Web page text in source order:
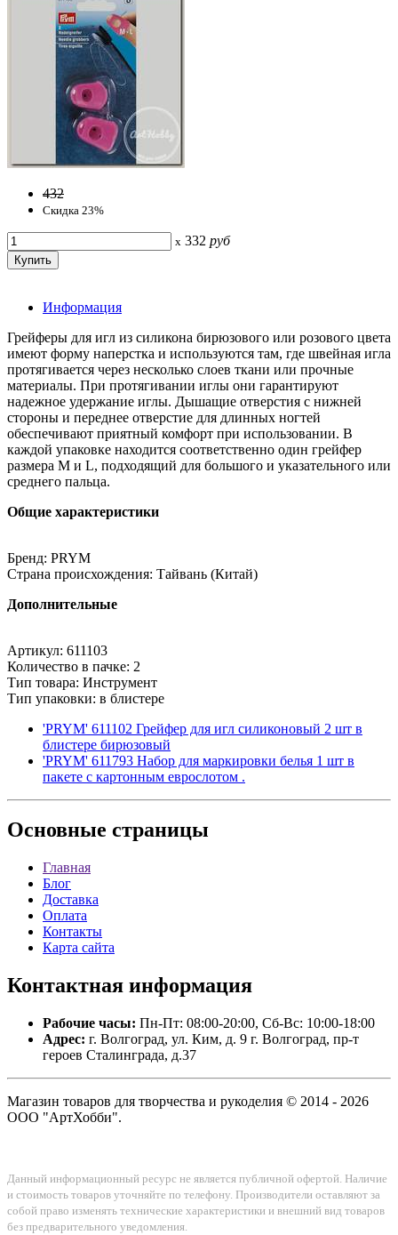
432
Скидка 23%
x 332 руб
Информация
Грейферы для игл из силикона бирюзового или розового цвета
имеют форму наперстка и используются там, где швейная игла
протягивается через несколько слоев ткани или прочные
материалы. При протягивании иглы они гарантируют
надежное удержание иглы. Дышащие отверстия с нижней
стороны и переднее отверстие для длинных ногтей
обеспечивают приятный комфорт при использовании. В
каждой упаковке находится соответственно один грейфер
размера M и L, подходящий для большого и указательного или
среднего пальца.
Общие характеристики
Бренд: PRYM
Страна происхождения: Тайвань (Китай)
Дополнительные
Артикул: 611103
Количество в пачке: 2
Тип товара: Инструмент
Тип упаковки: в блистере
'PRYM' 611102 Грейфер для игл силиконовый 2 шт в
блистере бирюзовый
'PRYM' 611793 Набор для маркировки белья 1 шт в
пакете с картонным еврослотом .
Основные страницы
Главная
Блог
Доставка
Оплата
Контакты
Карта сайта
Контактная информация
Рабочие часы: Пн-Пт: 08:00-20:00, Сб-Вс: 10:00-18:00
Адрес: г. Волгоград, ул. Ким, д. 9 г. Волгоград, пр-т
героев Сталинграда, д.37
Магазин товаров для творчества и рукоделия © 2014 - 2026
ООО "АртХобби".
Данный информационный ресурс не является публичной офертой. Наличие
и стоимость товаров уточняйте по телефону. Производители оставляют за
собой право изменять технические характеристики и внешний вид товаров
без предварительного уведомления.